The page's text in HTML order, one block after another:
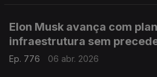
Elon Musk avança com
infraestrutura sem
Ep. 776 06 abr. 2026